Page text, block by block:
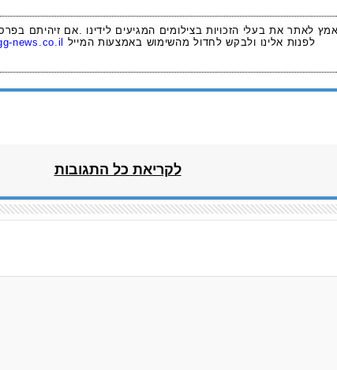
לאתר את בעלי הזכויות בצילומים המגיעים לידינו .אם זיהיתם
לפנות אלינו ולבקש לחדול מהשימוש באמצעות המייל
news.co.il
לקריאת כל התגובות